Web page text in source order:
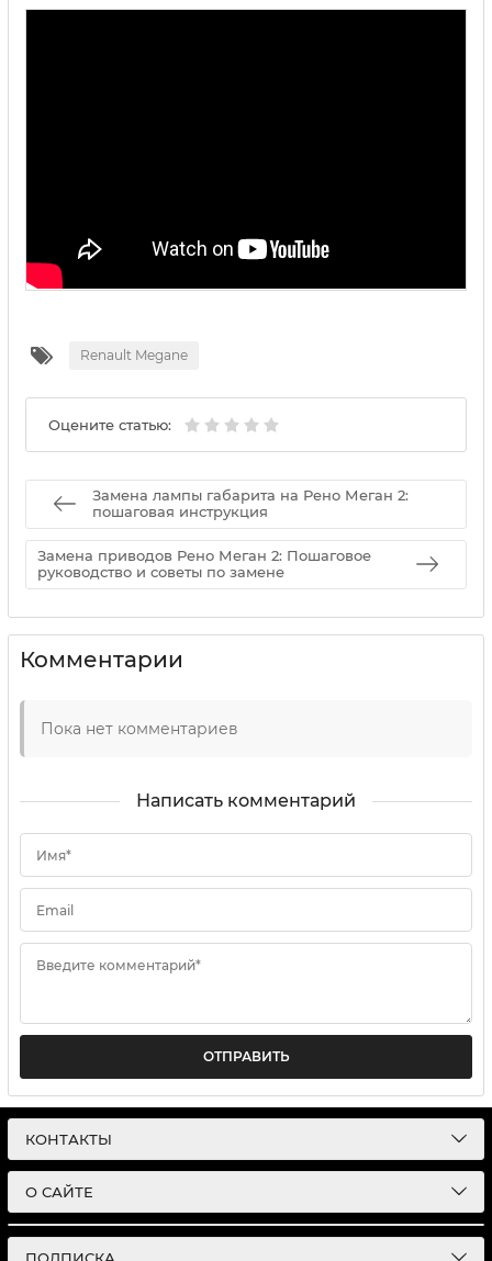
Renault Megane
Оцените статью:
Замена лампы габарита на Рено Меган 2:
пошаговая инструкция
Замена приводов Рено Меган 2: Пошаговое
руководство и советы по замене
Комментарии
Пока нет комментариев
Написать комментарий
Имя*
Email
Введите комментарий*
ОТПРАВИТЬ
КОНТАКТЫ
О САЙТЕ